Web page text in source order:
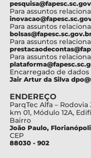
Para assuntos
Para assuntos
Para assuntos
Para assuntos
Encarregado de dados
Jair Artur da Silva
ENDEREÇO
ParqTec Alfa – Rodovia
km 01, Módulo 12A,
Bairro
João Paulo,
CEP
88030 - 902